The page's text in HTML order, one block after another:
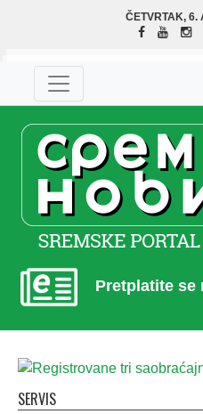
ČETVRTAK, 6.
Pretplatite se
SERVIS